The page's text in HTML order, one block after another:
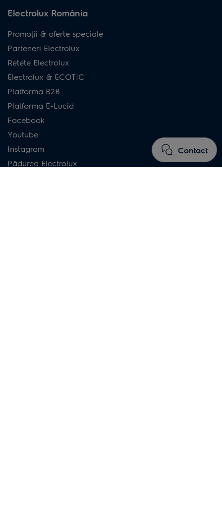
Contact
Electrolux România
Promoţii & oferte speciale
Parteneri Electrolux
Retete Electrolux
Electrolux & ECOTIC
Platforma B2B
Platforma E-Lucid
Facebook
Youtube
Instagram
Pădurea Electrolux